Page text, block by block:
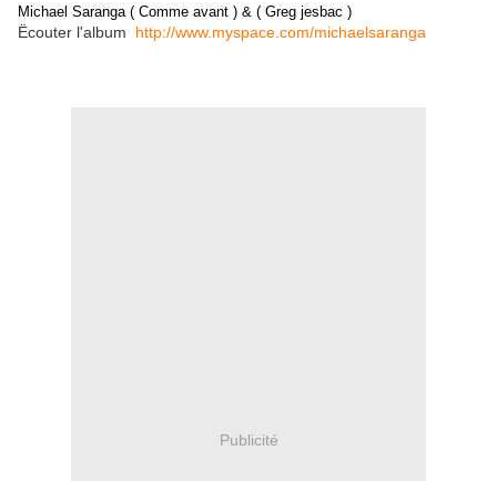
Michael Saranga ( Comme avant ) & ( Greg jesbac )
Ëcouter l'album http://www.myspace.com/michaelsaranga
Publicité